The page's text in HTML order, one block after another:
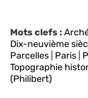
Mots clefs :
Dix-neuvième
Parcelles Paris
Topographie
(Philibert)